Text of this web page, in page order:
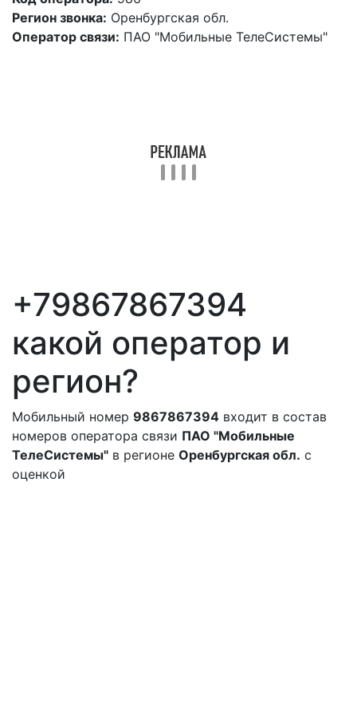
Регион звонка: Оренбургская обл.
Оператор связи: ПАО "Мобильные ТелеСистемы"
+79867867394
какой оператор и
регион?
Мобильный номер 9867867394 входит в состав
номеров оператора связи ПАО "Мобильные
ТелеСистемы" в регионе Оренбургская обл. с
оценкой